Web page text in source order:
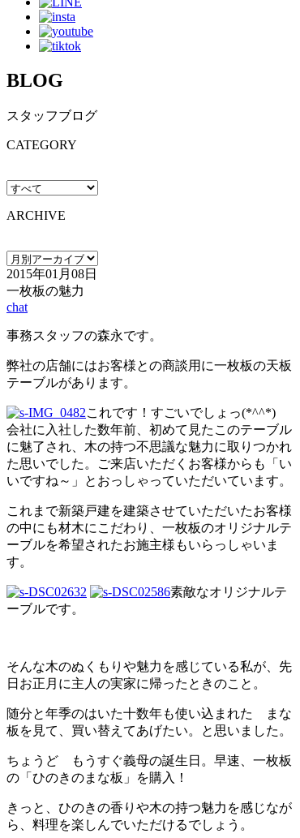
BLOG
スタッフブログ
CATEGORY
ARCHIVE
2015年01月08日
一枚板の魅力
chat
事務スタッフの森永です。
弊社の店舗にはお客様との商談用に一枚板の天板
テーブルがあります。
これです！すごいでしょっ(*^^*)
会社に入社した数年前、初めて見たこのテーブル
に魅了され、木の持つ不思議な魅力に取りつかれ
た思いでした。ご来店いただくお客様からも「い
いですね～」とおっしゃっていただいています。
これまで新築戸建を建築させていただいたお客様
の中にも材木にこだわり、一枚板のオリジナルテ
ーブルを希望されたお施主様もいらっしゃいま
す。
素敵なオリジナルテ
ーブルです。
そんな木のぬくもりや魅力を感じている私が、先
日お正月に主人の実家に帰ったときのこと。
随分と年季のはいた十数年も使い込まれた まな
板を見て、買い替えてあげたい。と思いました。
ちょうど もうすぐ義母の誕生日。早速、一枚板
の「ひのきのまな板」を購入！
きっと、ひのきの香りや木の持つ魅力を感じなが
ら、料理を楽しんでいただけるでしょう。